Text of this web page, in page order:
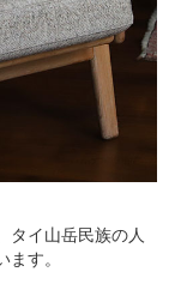
タイ山岳民族の人
す。